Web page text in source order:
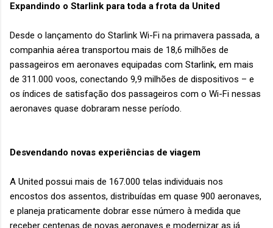
Expandindo o Starlink para toda a frota da United
Desde o lançamento do Starlink Wi-Fi na primavera passada, a
companhia aérea transportou mais de 18,6 milhões de
passageiros em aeronaves equipadas com Starlink, em mais
de 311.000 voos, conectando 9,9 milhões de dispositivos – e
os índices de satisfação dos passageiros com o Wi-Fi nessas
aeronaves quase dobraram nesse período.
Desvendando novas experiências de viagem
A United possui mais de 167.000 telas individuais nos
encostos dos assentos, distribuídas em quase 900 aeronaves,
e planeja praticamente dobrar esse número à medida que
receber centenas de novas aeronaves e modernizar as já